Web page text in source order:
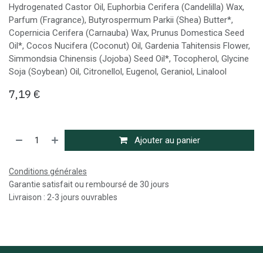
Hydrogenated Castor Oil, Euphorbia Cerifera (Candelilla) Wax,
Parfum (Fragrance), Butyrospermum Parkii (Shea) Butter*,
Copernicia Cerifera (Carnauba) Wax, Prunus Domestica Seed
Oil*, Cocos Nucifera (Coconut) Oil, Gardenia Tahitensis Flower,
Simmondsia Chinensis (Jojoba) Seed Oil*, Tocopherol, Glycine
Soja (Soybean) Oil, Citronellol, Eugenol, Geraniol, Linalool
7,19 €
Ajouter au panier
Conditions générales
Garantie satisfait ou remboursé de 30 jours
Livraison : 2-3 jours ouvrables